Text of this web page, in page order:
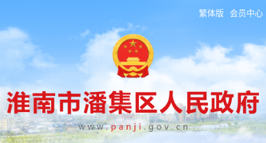
繁体版 会员中心